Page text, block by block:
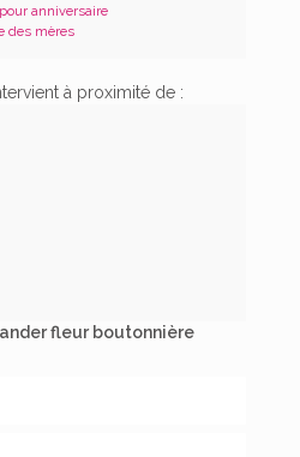
anniversaire
des mères
à proximité de :
fleur boutonnière